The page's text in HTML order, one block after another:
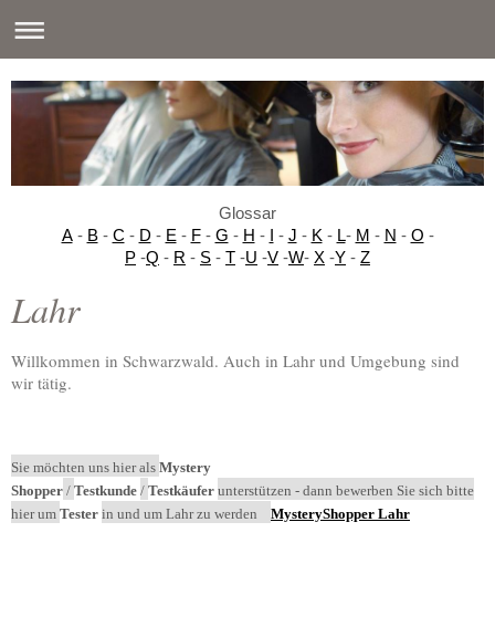
Glossar
A- B- C - D - E - F- G - H - I - J - K - L- M - N - O -
P -Q - R - S - T -U -V -W- X -Y - Z
Lahr
Willkommen in Schwarzwald. Auch in Lahr und Umgebung sind
wir tätig.
Sie möchten uns hier als Mystery
Shopper / Testkunde / Testkäufer unterstützen - dann bewerben Sie sich bitte
hier um Tester in und um Lahr zu werden MysteryShopper Lahr